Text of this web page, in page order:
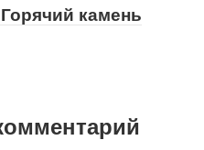
камень